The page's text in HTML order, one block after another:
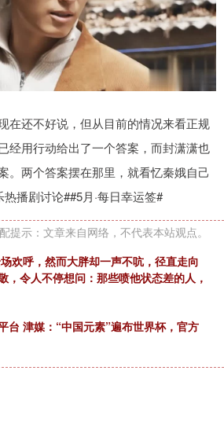
在还不好说，但从目前的情况来看正规
经用行动给出了一个答案，而封潇潇也
。两个答案摆在那里，就看忆秦娥自己
播剧讨论##5月·每日幸运签#​
提示：文章来自网络，不代表本站观点。
欢呼，然而大胖却一声不吭，径直走向
，令人不停想问：那些喷他状态差的人，
台 津媒：“中国元素”遍布世界杯，官方